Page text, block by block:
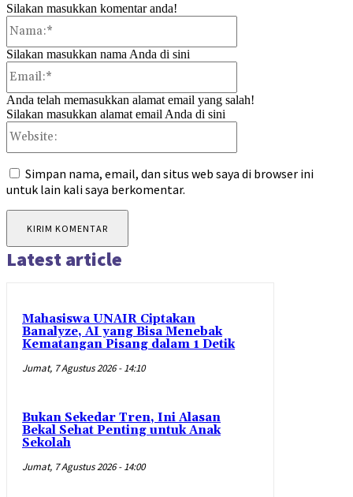
Silakan masukkan komentar anda!
Silakan masukkan nama Anda di sini
Anda telah memasukkan alamat email yang salah!
Silakan masukkan alamat email Anda di sini
Simpan nama, email, dan situs web saya di browser ini
untuk lain kali saya berkomentar.
Latest article
Mahasiswa UNAIR Ciptakan
Banalyze, AI yang Bisa Menebak
Kematangan Pisang dalam 1 Detik
Jumat, 7 Agustus 2026 - 14:10
Bukan Sekedar Tren, Ini Alasan
Bekal Sehat Penting untuk Anak
Sekolah
Jumat, 7 Agustus 2026 - 14:00